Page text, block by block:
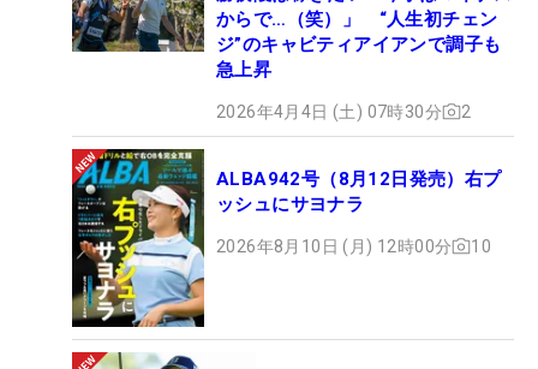
からで…（笑）」 “人生初チェン
ジ”のキャビティアイアンで調子も
急上昇
2026年4月4日 (土) 07時30分 2
ALBA942号（8月12日発売）右プ
ッシュにサヨナラ
2026年8月10日 (月) 12時00分 10